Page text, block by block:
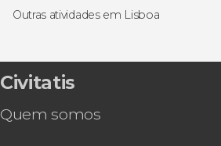
Padrão dos Descobrimentos
Free Tour
Folclore tradicional
Gastronomia e enoturismo
Outras atividades em Lisboa
da Batalha em grupo reduzido
Excursão ao Algarve
Lisboa Card
Civitatis
Quem somos